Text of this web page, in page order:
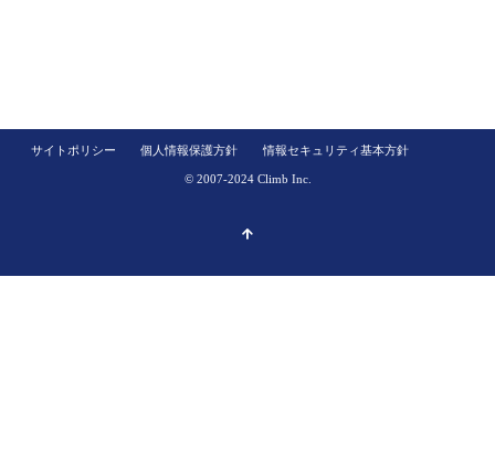
サイトポリシー 個人情報保護方針 情報セキュリティ基本方針
© 2007-2024 Climb Inc.